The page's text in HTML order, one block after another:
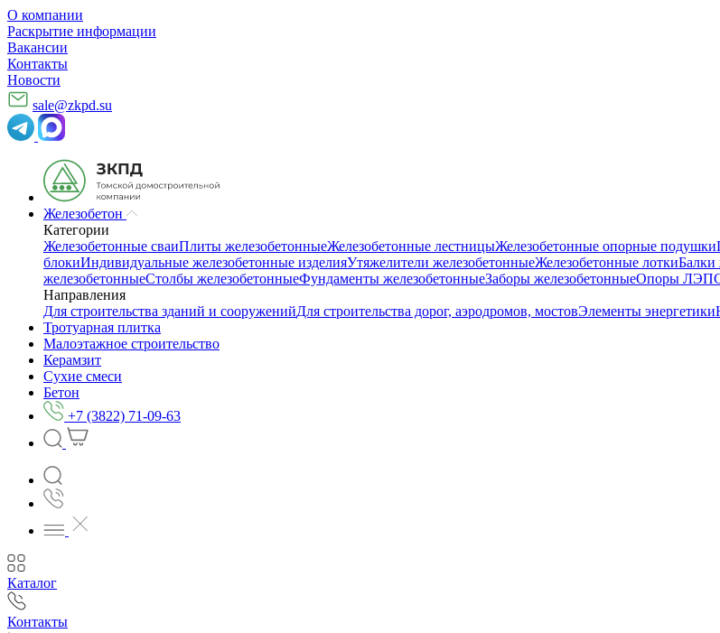
О компании
Раскрытие информации
Вакансии
Контакты
Новости
sale@zkpd.su
Железобетон
Категории
Железобетонные сваиПлиты железобетонныеЖелезобетонные лестницыЖелезобетонные опорные подушки
блокиИндивидуальные железобетонные изделияУтяжелители железобетонныеЖелезобетонные лоткиБалки
железобетонныеСтолбы железобетонныеФундаменты железобетонныеЗаборы железобетонныеОпоры ЛЭП
Направления
Для строительства зданий и сооруженийДля строительства дорог, аэродромов, мостовЭлементы энергетики
Тротуарная плитка
Малоэтажное строительство
Керамзит
Сухие смеси
Бетон
+7 (3822) 71-09-63
Каталог
Контакты